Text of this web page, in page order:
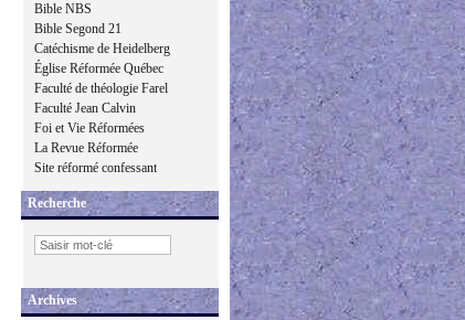
Bible NBS
Bible Segond 21
Catéchisme de Heidelberg
Église Réformée Québec
Faculté de théologie Farel
Faculté Jean Calvin
Foi et Vie Réformées
La Revue Réformée
Site réformé confessant
Recherche
Archives